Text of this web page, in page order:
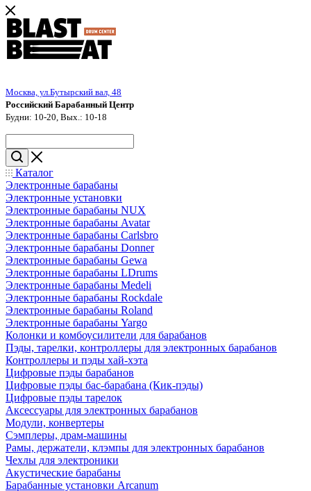
Москва, ул.Бутырский вал, 48
Российский Барабанный Центр
Будни: 10-20, Вых.: 10-18
Каталог
Электронные барабаны
Электронные установки
Электронные барабаны NUX
Электронные барабаны Avatar
Электронные барабаны Carlsbro
Электронные барабаны Donner
Электронные барабаны Gewa
Электронные барабаны LDrums
Электронные барабаны Medeli
Электронные барабаны Rockdale
Электронные барабаны Roland
Электронные барабаны Yargo
Колонки и комбоусилители для барабанов
Пэды, тарелки, контроллеры для электронных барабанов
Контроллеры и пэды хай-хэта
Цифровые пэды барабанов
Цифровые пэды бас-барабана (Кик-пэды)
Цифровые пэды тарелок
Аксессуары для электронных барабанов
Модули, конвертеры
Сэмплеры, драм-машины
Рамы, держатели, клэмпы для электронных барабанов
Чехлы для электроники
Акустические барабаны
Барабанные установки Arcanum